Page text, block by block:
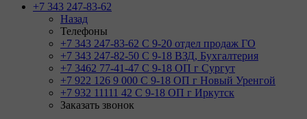
+7 343 247-83-62
Назад
Телефоны
+7 343 247-83-62 С 9-20 отдел продаж ГО
+7 343 247-82-50 С 9-18 ВЗД, Бухгалтерия
+7 3462 77-41-47 С 9-18 ОП г Сургут
+7 922 126 9 000 С 9-18 ОП г Новый Уренгой
+7 932 11111 42 С 9-18 ОП г Иркутск
Заказать звонок